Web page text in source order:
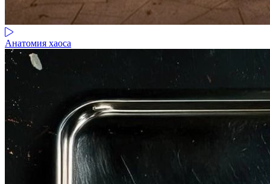
Анатомия хаоса